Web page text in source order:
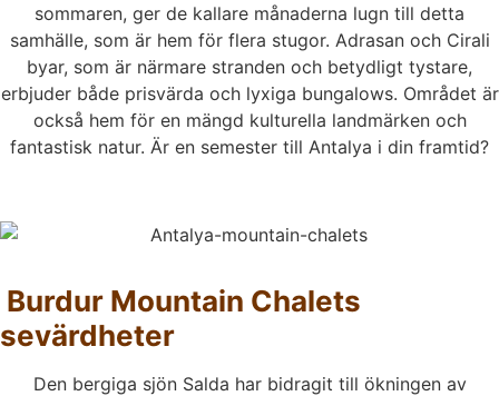
sommaren, ger de kallare månaderna lugn till detta
samhälle, som är hem för flera stugor. Adrasan och Cirali
byar, som är närmare stranden och betydligt tystare,
erbjuder både prisvärda och lyxiga bungalows. Området är
också hem för en mängd kulturella landmärken och
fantastisk natur. Är en semester till Antalya i din framtid?
Burdur Mountain Chalets
sevärdheter
Den bergiga sjön Salda har bidragit till ökningen av